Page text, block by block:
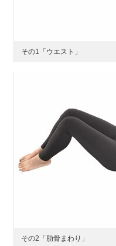
その1「ウエスト」
その2「肋骨まわり」